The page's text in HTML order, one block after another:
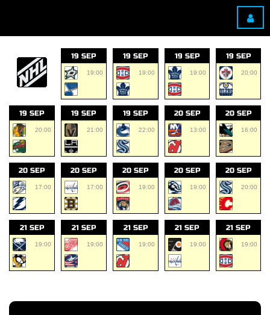
19 SEP
19:00
19 SEP
19:00
19 SEP
19:00
19 SEP
20:00
19 SEP
20:00
19 SEP
21:00
19 SEP
22:00
20 SEP
13:00
20 SEP
16:00
20 SEP
17:00
20 SEP
17:00
20 SEP
19:00
20 SEP
19:00
20 SEP
20:00
21 SEP
19:00
21 SEP
19:00
21 SEP
19:00
21 SEP
19:00
21 SEP
19:00